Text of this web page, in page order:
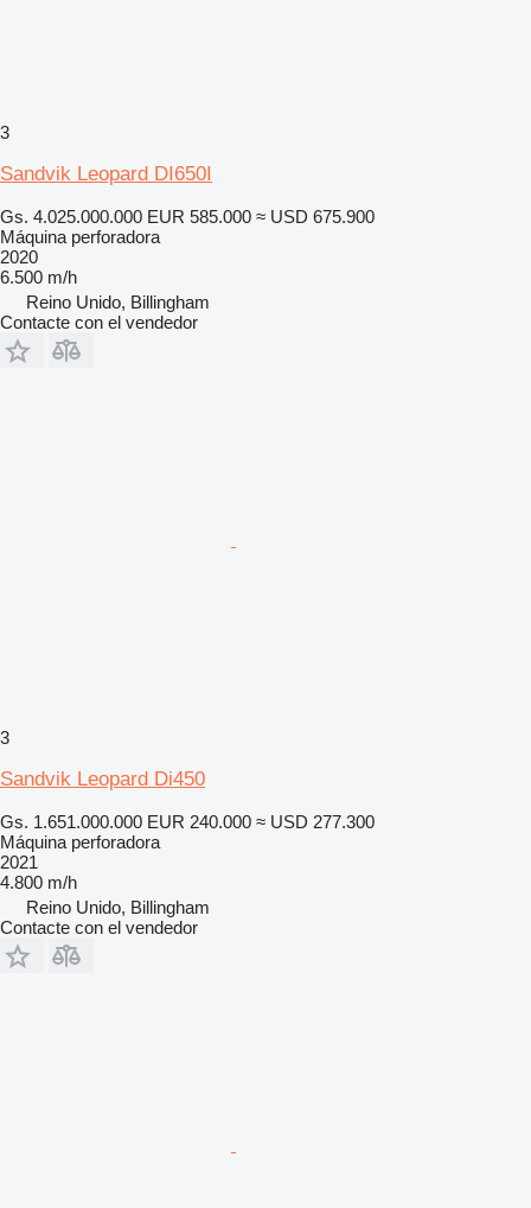
3
Sandvik Leopard DI650I
Gs. 4.025.000.000 EUR 585.000 ≈ USD 675.900
Máquina perforadora
2020
6.500 m/h
Reino Unido, Billingham
Contacte con el vendedor
3
Sandvik Leopard Di450
Gs. 1.651.000.000 EUR 240.000 ≈ USD 277.300
Máquina perforadora
2021
4.800 m/h
Reino Unido, Billingham
Contacte con el vendedor